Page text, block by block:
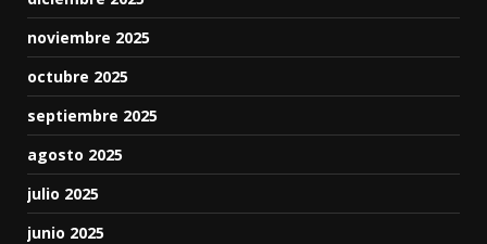
noviembre 2025
octubre 2025
septiembre 2025
agosto 2025
julio 2025
junio 2025